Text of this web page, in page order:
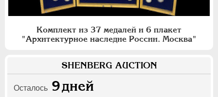
Комплект из 37 медалей и 6 плакет
"Архитектурное наследие России. Москва"
SHENBERG AUCTION
Осталось 9дней